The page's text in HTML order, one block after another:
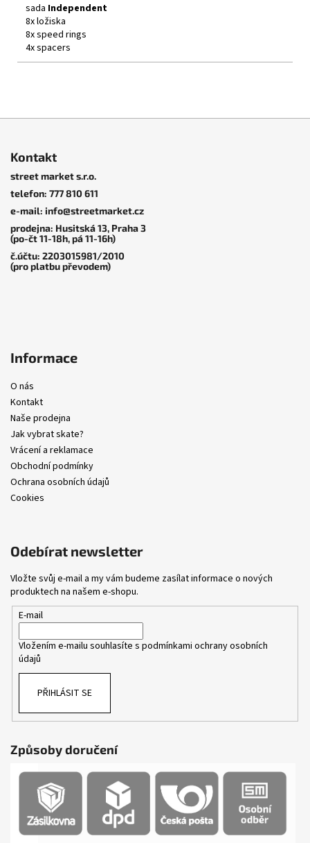
sada Independent
8x ložiska
8x speed rings
4x spacers
Kontakt
street market s.r.o.
telefon: 777 810 611
e-mail: info@streetmarket.cz
prodejna: Husitská 13, Praha 3
(po-čt 11-18h, pá 11-16h)
č.účtu: 2203015981/2010
(pro platbu převodem)
Informace
O nás
Kontakt
Naše prodejna
Jak vybrat skate?
Vrácení a reklamace
Obchodní podmínky
Ochrana osobních údajů
Cookies
Odebírat newsletter
Vložte svůj e-mail a my vám budeme zasílat informace o nových
produktech na našem e-shopu.
E-mail
Vložením e-mailu souhlasíte s podmínkami ochrany osobních
údajů
PŘIHLÁSIT SE
Způsoby doručení